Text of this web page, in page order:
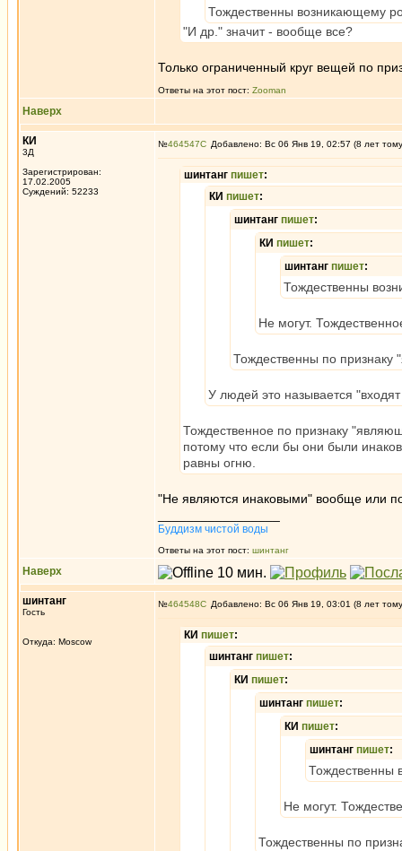
Тождественны возникающему
"И др." значит - вообще все?
Только ограниченный круг вещей по
Ответы на этот пост: Zooman
Наверх
КИ
3Д
Зарегистрирован:
17.02.2005
Суждений: 52233
№464547 Добавлено: Вс 06 Янв 19, 02:57 (8 лет
шинтанг пишет:
КИ пишет:
шинтанг пишет:
КИ пишет:
шинтанг пишет:
Тождественны
Не могут.
Тождественны по
У людей это называется
Тождественное по признаку
потому что если бы они были
равны огню.
"Не являются инаковыми" вообще или
Буддизм чистой воды
Ответы на этот пост: шинтанг
Наверх
шинтанг
Гость
Откуда: Moscow
№464548 Добавлено: Вс 06 Янв 19, 03:01 (8 лет
КИ пишет:
шинтанг пишет:
КИ пишет:
шинтанг пишет:
КИ пишет:
шинтанг пишет:
Тождественны
Не могут.
Тождественны по